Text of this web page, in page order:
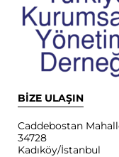
BİZE ULAŞIN
Caddebostan
34728
Kadıköy/İstanbul